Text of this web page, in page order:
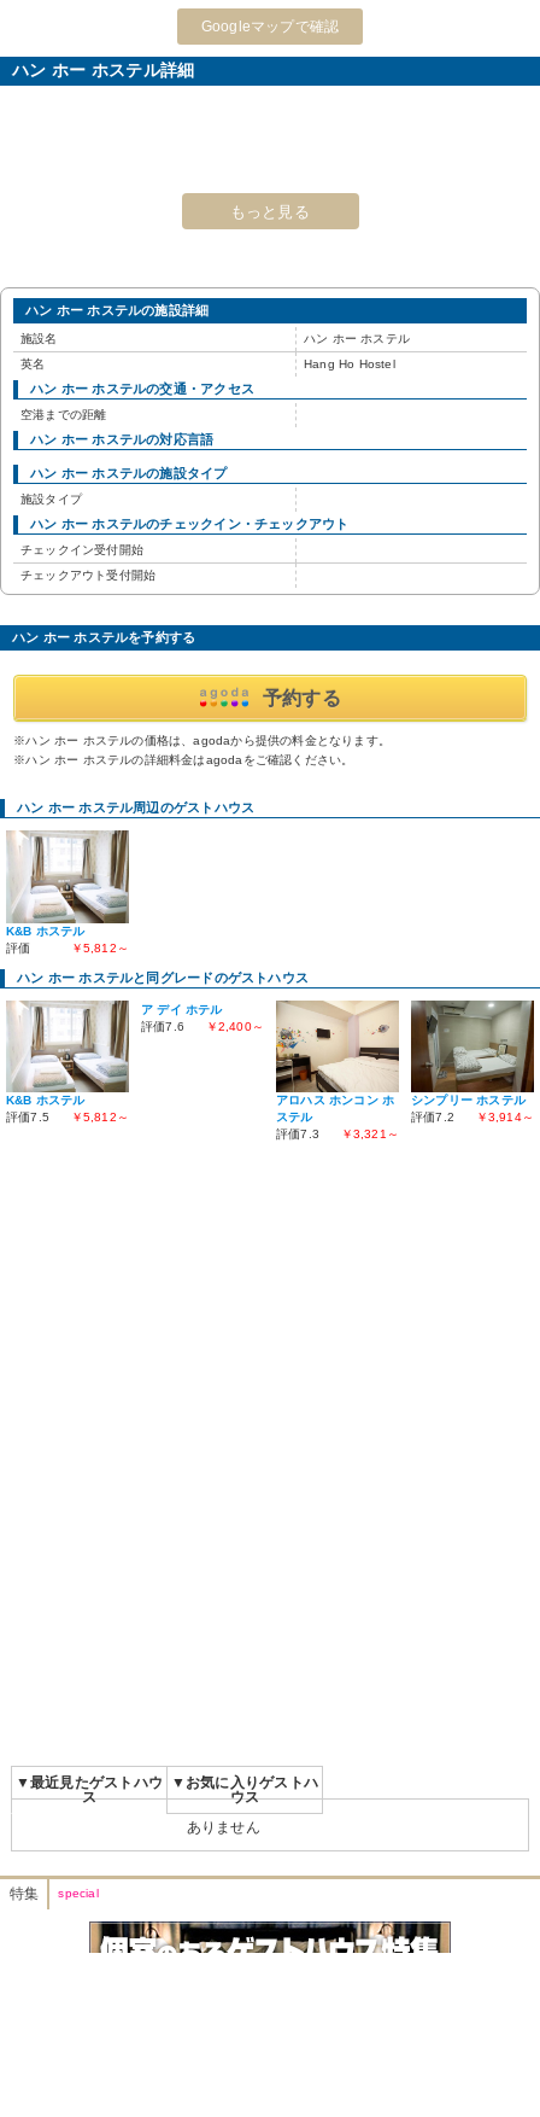
Googleマップで確認
ハン ホー ホステル詳細
もっと見る
ハン ホー ホステルの施設詳細
施設名
ハン ホー ホステル
英名
Hang Ho Hostel
ハン ホー ホステルの交通・アクセス
空港までの距離
ハン ホー ホステルの対応言語
ハン ホー ホステルの施設タイプ
施設タイプ
ハン ホー ホステルのチェックイン・チェックアウト
チェックイン受付開始
チェックアウト受付開始
ハン ホー ホステルを予約する
予約する
※ハン ホー ホステルの価格は、agodaから提供の料金となります。
※ハン ホー ホステルの詳細料金はagodaをご確認ください。
ハン ホー ホステル周辺のゲストハウス
K&B ホステル
評価
￥5,812～
ハン ホー ホステルと同グレードのゲストハウス
K&B ホステル
評価7.5
￥5,812～
ア デイ ホテル
評価7.6
￥2,400～
アロハス ホンコン ホ
ステル
評価7.3
￥3,321～
シンプリー ホステル
評価7.2
￥3,914～
▼最近見たゲストハウ
ス
ありません
▼お気に入りゲストハ
ウス
特集 special